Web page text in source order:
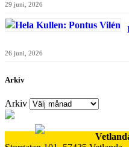
29 juni, 2026
26 juni, 2026
Arkiv
Arkiv